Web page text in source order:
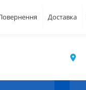
Доставка